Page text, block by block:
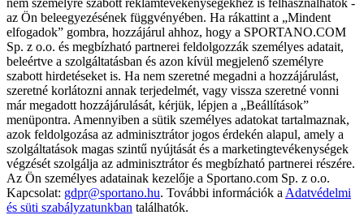
nem személyre szabott reklámtevékenységekhez is felhasználhatók -
az Ön beleegyezésének függvényében. Ha rákattint a „Mindent
elfogadok” gombra, hozzájárul ahhoz, hogy a SPORTANO.COM
Sp. z o.o. és megbízható partnerei feldolgozzák személyes adatait,
beleértve a szolgáltatásban és azon kívül megjelenő személyre
szabott hirdetéseket is. Ha nem szeretné megadni a hozzájárulást,
szeretné korlátozni annak terjedelmét, vagy vissza szeretné vonni
már megadott hozzájárulását, kérjük, lépjen a „Beállítások”
menüpontra. Amennyiben a sütik személyes adatokat tartalmaznak,
azok feldolgozása az adminisztrátor jogos érdekén alapul, amely a
szolgáltatások magas szintű nyújtását és a marketingtevékenységek
végzését szolgálja az adminisztrátor és megbízható partnerei részére.
Az Ön személyes adatainak kezelője a Sportano.com Sp. z o.o.
Kapcsolat: gdpr@sportano.hu. További információk a Adatvédelmi
és süti szabályzatunkban találhatók.